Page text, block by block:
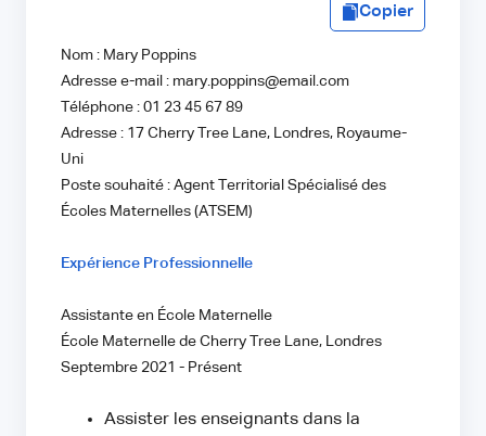
Copier
Nom : Mary Poppins
Adresse e-mail : mary.poppins@email.com
Téléphone : 01 23 45 67 89
Adresse : 17 Cherry Tree Lane, Londres, Royaume-
Uni
Poste souhaité : Agent Territorial Spécialisé des
Écoles Maternelles (ATSEM)
Expérience Professionnelle
Assistante en École Maternelle
École Maternelle de Cherry Tree Lane, Londres
Septembre 2021 - Présent
Assister les enseignants dans la